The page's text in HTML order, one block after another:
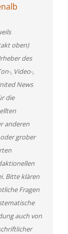
oben)
des
, Video-,
News
die
anderen
grober
Bitte klären
Fragen
auch von